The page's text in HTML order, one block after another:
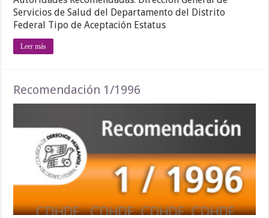
Servicios de Salud del Departamento del Distrito
Federal Tipo de Aceptación Estatus
Leer más
Recomendación 1/1996